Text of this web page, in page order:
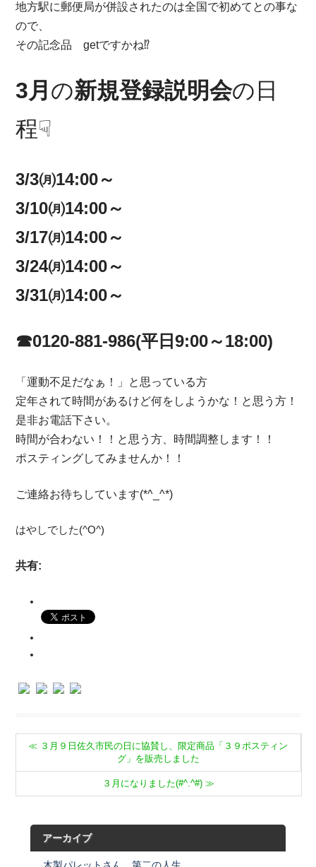
地方駅に郵便局が併設されたのは全国で初めてとの事な
ので、
その記念品 getですかね⁉
3月 の新規登録説明会の日
程☟
3/3㈪14:00～
3/10㈪14:00～
3/17㈪14:00～
3/24㈪14:00～
3/31㈪14:00～
☎0120-881-986(平日9:00～18:00)
「運動不足だなぁ！」と思っている方
定年されて時間があるけど何をしようかな！と思う方！
是非お電話下さい。
時間が合わない！！と思う方、時間調整します！！
ポスティングしてみませんか！！
ご連絡お待ちしています(*^_^*)
はやしでした(^O^)
共有:
≪ ３月９日佐久市民の日に協賛し、限定商品「３９ポスティン
グ」を販売しました
３月になりました(#^.^#)≫
アーカイブ